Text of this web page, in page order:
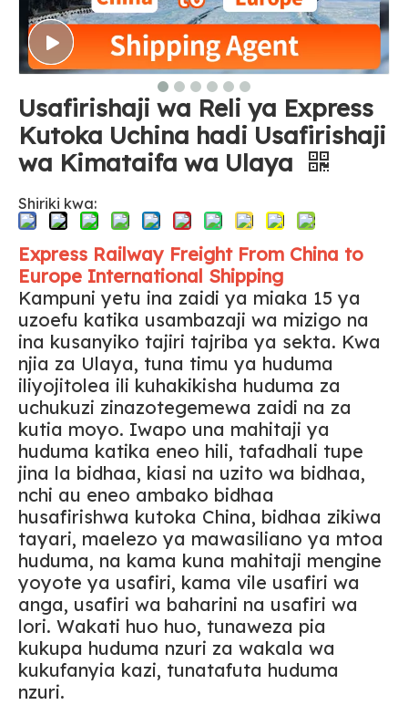
Usafirishaji wa Reli ya Express
Kutoka Uchina hadi Usafirishaji
wa Kimataifa wa Ulaya
Shiriki kwa:
Express Railway Freight From China to
Europe International Shipping
Kampuni yetu ina zaidi ya miaka 15 ya
uzoefu katika usambazaji wa mizigo na
ina kusanyiko tajiri tajriba ya sekta. Kwa
njia za Ulaya, tuna timu ya huduma
iliyojitolea ili kuhakikisha huduma za
uchukuzi zinazotegemewa zaidi na za
kutia moyo. Iwapo una mahitaji ya
huduma katika eneo hili, tafadhali tupe
jina la bidhaa, kiasi na uzito wa bidhaa,
nchi au eneo ambako bidhaa
husafirishwa kutoka China, bidhaa zikiwa
tayari, maelezo ya mawasiliano ya mtoa
huduma, na kama kuna mahitaji mengine
yoyote ya usafiri, kama vile usafiri wa
anga, usafiri wa baharini na usafiri wa
lori. Wakati huo huo, tunaweza pia
kukupa huduma nzuri za wakala wa
kukufanyia kazi, tunatafuta huduma
nzuri.